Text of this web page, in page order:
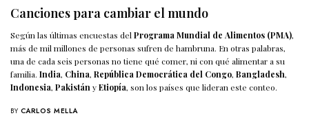
Canciones para cambiar el mundo
Según las últimas encuestas delPrograma Mundial de Alimentos (PMA),
más de mil millones de personas sufren de hambruna. En otras palabras,
una de cada seis personas no tiene qué comer, ni con qué alimentar a su
familia.India, China,República Democrática del Congo,Bangladesh,
Indonesia,Pakistán yEtiopía, son los países que lideran este conteo.
BY CARLOS MELLA